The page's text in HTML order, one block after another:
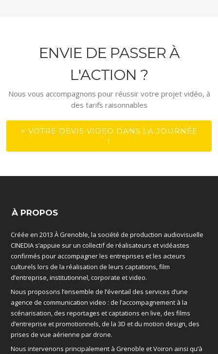
ENVIE DE PASSER À
L'ACTION ?
Nous vous accompagnons pour réussir votre projet vidéo, à
des tarifs raisonnables
> VOTRE DEVIS VIDEO DANS LA JOURNÉE
!
À PROPOS
Créée en 2013 À Grenoble, la société de production audiovisuelle
CINEDIA s’appuie sur un collectif de réalisateurs et vidéastes
confirmés pour accompagner les entreprises et les acteurs
culturels lors de la réalisation de leurs captations, film
d’entreprise, institutionnel, corporate et video.
Nous proposons l’ensemble de l’éventail des services d’une
agence de communication video : de l’accompagnement à la
scénarisation, des reportages et captations en live, des films
d’entreprise et promotionnels, de la 3D et du motion design, des
prises de vue aérienne par drone.
Nous intervenons principalement à Grenoble et Voiron ainsi qu’à